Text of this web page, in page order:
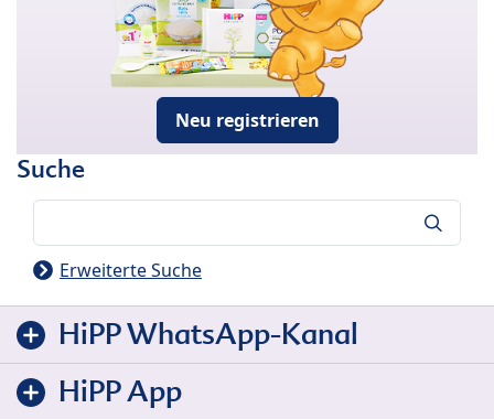
Neu registrieren
Suche
Erweiterte Suche
HiPP WhatsApp-Kanal
HiPP App